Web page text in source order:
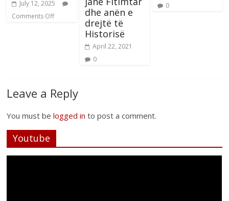
July 12, 2025
Comments Off
dhe anën e
drejtë të
Historisë
April 22, 2021
0
0
Leave a Reply
You must belogged in to post a comment.
Youtube